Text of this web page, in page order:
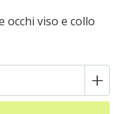
occhi viso e collo
+